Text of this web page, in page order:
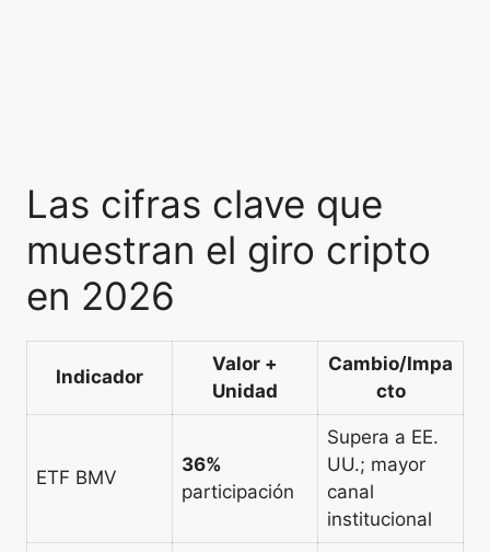
Las cifras clave que
muestran el giro cripto
en 2026
Indicador
Valor +
Unidad
Cambio/Impa
cto
ETF BMV
36%
participación
Supera a EE.
UU.; mayor
canal
institucional